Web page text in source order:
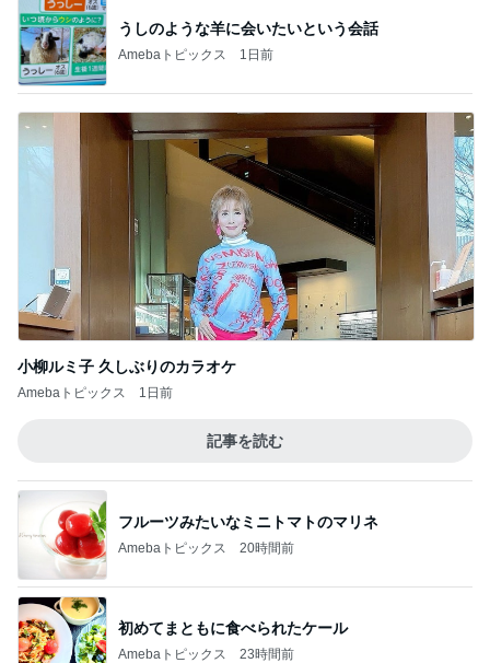
うしのような羊に会いたいという会話
Amebaトピックス 1日前
小柳ルミ子 久しぶりのカラオケ
Amebaトピックス 1日前
記事を読む
フルーツみたいなミニトマトのマリネ
Amebaトピックス 20時間前
初めてまともに食べられたケール
Amebaトピックス 23時間前